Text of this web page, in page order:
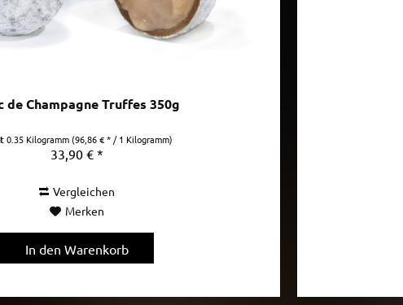
de Champagne Truffes 350g
0.35 Kilogramm(96,86 € * / 1 Kilogramm)
33,90 € *
Vergleichen
Merken
In den Warenkorb